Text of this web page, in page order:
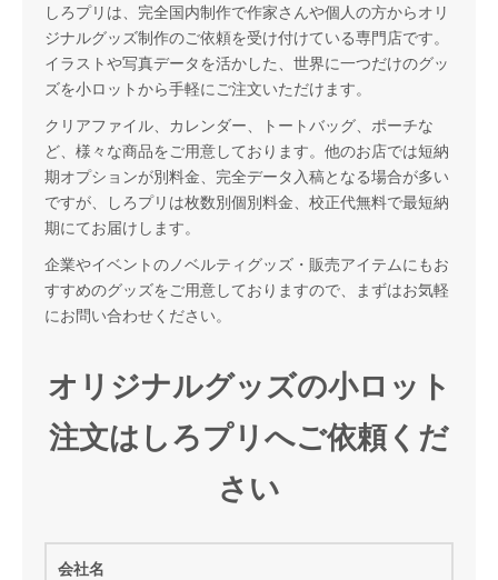
しろプリは、完全国内制作で作家さんや個人の方からオリ
ジナルグッズ制作のご依頼を受け付けている専門店です。
イラストや写真データを活かした、世界に一つだけのグッ
ズを小ロットから手軽にご注文いただけます。
クリアファイル、カレンダー、トートバッグ、ポーチな
ど、様々な商品をご用意しております。他のお店では短納
期オプションが別料金、完全データ入稿となる場合が多い
ですが、しろプリは枚数別個別料金、校正代無料で最短納
期にてお届けします。
企業やイベントのノベルティグッズ・販売アイテムにもお
すすめのグッズをご用意しておりますので、まずはお気軽
にお問い合わせください。
オリジナルグッズの小ロット
注文はしろプリへご依頼くだ
さい
会社名